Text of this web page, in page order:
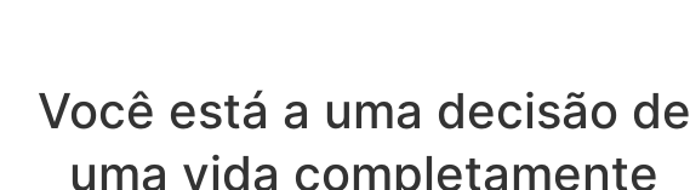
Você está a uma decisão de
uma vida completamente